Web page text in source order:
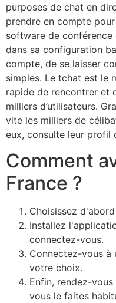
purposes de chat en
prendre en compte
software de
dans sa configuration
compte, de se laisser
simples. Le tchat est le
rapide de rencontrer et
milliers d’utilisateurs.
vite les milliers de
eux, consulte leur profil
Comment
France ?
Choisissez
Installez
connectez-vous.
Connectez-vous à
votre choix.
Enfin, rendez-
vous le faites